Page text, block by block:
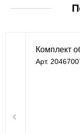
Комплект
Арт.